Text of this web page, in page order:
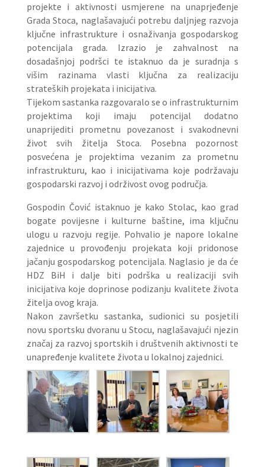
projekte i aktivnosti usmjerene na unaprjeđenje
Grada Stoca, naglašavajući potrebu daljnjeg razvoja
ključne infrastrukture i osnaživanja gospodarskog
potencijala grada. Izrazio je zahvalnost na
dosadašnjoj podršci te istaknuo da je suradnja s
višim razinama vlasti ključna za realizaciju
strateških projekata i inicijativa.
Tijekom sastanka razgovaralo se o infrastrukturnim
projektima koji imaju potencijal dodatno
unaprijediti prometnu povezanost i svakodnevni
život svih žitelja Stoca. Posebna pozornost
posvećena je projektima vezanim za prometnu
infrastrukturu, kao i inicijativama koje podržavaju
gospodarski razvoj i održivost ovog područja.
Gospodin Čović istaknuo je kako Stolac, kao grad
bogate povijesne i kulturne baštine, ima ključnu
ulogu u razvoju regije. Pohvalio je napore lokalne
zajednice u provođenju projekata koji pridonose
jačanju gospodarskog potencijala. Naglasio je da će
HDZ BiH i dalje biti podrška u realizaciji svih
inicijativa koje doprinose podizanju kvalitete života
žitelja ovog kraja.
Nakon završetku sastanka, sudionici su posjetili
novu sportsku dvoranu u Stocu, naglašavajući njezin
značaj za razvoj sportskih i društvenih aktivnosti te
unapređenje kvalitete života u lokalnoj zajednici.